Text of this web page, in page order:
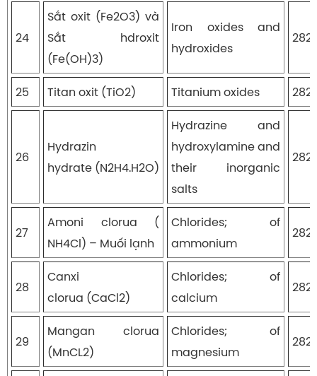
24
Sắt oxit (Fe2O3) và
Sắt hdroxit
(Fe(OH)3)
Iron oxides and
hydroxides
25 Titan oxit (TiO2) Titanium oxides
26
Hydrazin
hydrate (N2H4.H2O)
Hydrazine and
hydroxylamine and
their inorganic
salts
27
Amoni clorua (
NH4Cl) – Muối lạnh
Chlorides; of
ammonium
28
Canxi
clorua (CaCl2)
Chlorides; of
calcium
29
Mangan clorua
(MnCL2)
Chlorides; of
magnesium